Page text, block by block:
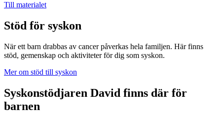
Till materialet
Stöd för syskon
När ett barn drabbas av cancer påverkas hela familjen. Här finns
stöd, gemenskap och aktiviteter för dig som syskon.
Mer om stöd till syskon
Syskonstödjaren David finns där för
barnen